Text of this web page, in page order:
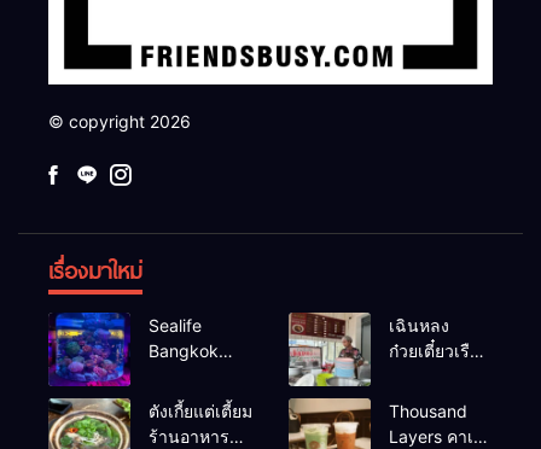
© copyright 2026
เรื่องมาใหม่
Sealife
Bangkok
แบงค์คอก
เฉินหลง
ก๋วยเตี๋ยวเรือ
อร่อยร้านดัง
หาดใหญ่
ตังเกี้ยแต่เตี้ยม
ร้านอาหาร
Thousand
Layers คาเฟ่